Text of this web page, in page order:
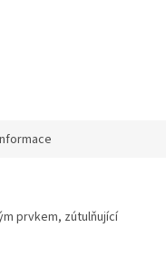
prvkem, zútulňující